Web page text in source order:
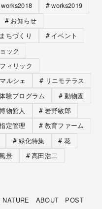
works2018
works2019
お知らせ
まちづくり
イベント
ック
ィリック
マルシェ
リニモテラス
験プログラム
動物園
物館人
岩野敏郎
定管理
教育ファーム
緑化特集
花
風景 高田浩二
NATURE ABOUT POST